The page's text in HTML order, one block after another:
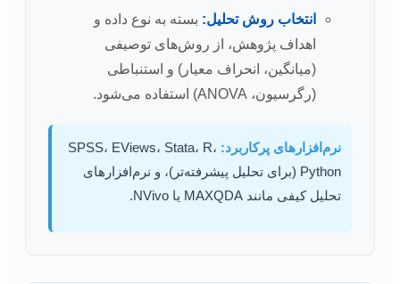
انتخاب روش تحلیل: بسته به نوع داده و
اهداف پژوهش، از روش‌های توصیفی
(میانگین، انحراف معیار) و استنباطی
(رگرسیون، ANOVA) استفاده می‌شود.
نرم‌افزارهای پرکاربرد: SPSS، EViews، Stata، R،
Python (برای تحلیل پیشرفته‌تر)، و نرم‌افزارهای
تحلیل کیفی مانند MAXQDA یا NVivo.